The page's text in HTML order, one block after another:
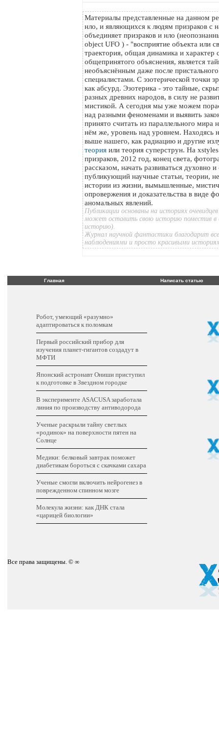
Материалы представленные на данном
нло, и являющихся к людям призраков с
объединяет призраков и нло
object UFO ) - "восприятие объекта или
траектория, общая динамика и характер
общепринятого объяснения, является
необъяснённым даже после
специалистами. С эзотерической точки
как абсурд. Эзотерика - это тайные,
разных древних народов, в силу не
мистикой. А сегодня мы уже можем
над разными феноменами и выявить
принято считать из параллельного мира
нём же, уровень над уровнем. Находясь
выше нашего, как радиацию и другие
теория или теория суперструн. На
призраков, 2012 год, конец света,
рассказом, начать развиваться духовно
публикующий научные статьи, теории,
истории из жизни, вымышленные,
опровержения и доказательства в виде
аномальных явлений.
Публикации основаны на историях
может оставить свою историю поместив в
историю).
Журнал научной фантастики благодарит
наблюдениями и просто красивыми
Главная Написать статью
Робот, умеющий «разумно»
адаптироваться к поломкам
Первый российский прибор для
изучения планет-гигантов создадут в
МФТИ
Японский астронавт Ониши приступил
к подготовке в Звездном городке
В эксперименте ASACUSA заработала
линия по производству антиводорода
Ученые раскрыли тайну светлых
«родинок» на поверхности пятен на
Солнце
Медики: белковый завтрак поможет
диабетикам бороться с скачками сахара
Ученые смогли включить нейрогенез в
поврежденном спинном мозге
Молекула жизни: как ДНК стала
«царицей биологии»
Все права защищены. © ∞